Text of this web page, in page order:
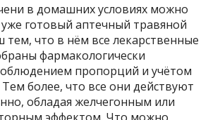
в домашних условиях можно
готовый аптечный травяной
тем, что в нём все лекарственные
фармакологически
пропорций и учётом
более, что все они действуют
обладая желчегонным или